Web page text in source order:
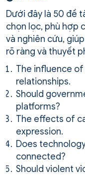
Dưới đây là 50 đề
chọn lọc, phù hợp
và nghiên cứu,
rõ ràng và thuyết
The influence
relationships.
Should
platforms?
The effects of
expression.
Does
connected?
Should violent